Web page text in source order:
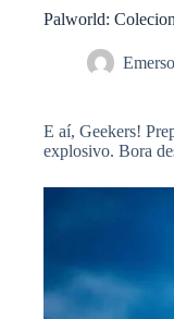
Palworld:
E aí, Geekers!
explosivo. Bora